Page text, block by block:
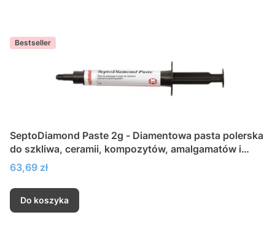
Bestseller
SeptoDiamond Paste 2g - Diamentowa pasta polerska
do szkliwa, ceramii, kompozytów, amalgamatów i
metali
Cena
63,69 zł
Do koszyka